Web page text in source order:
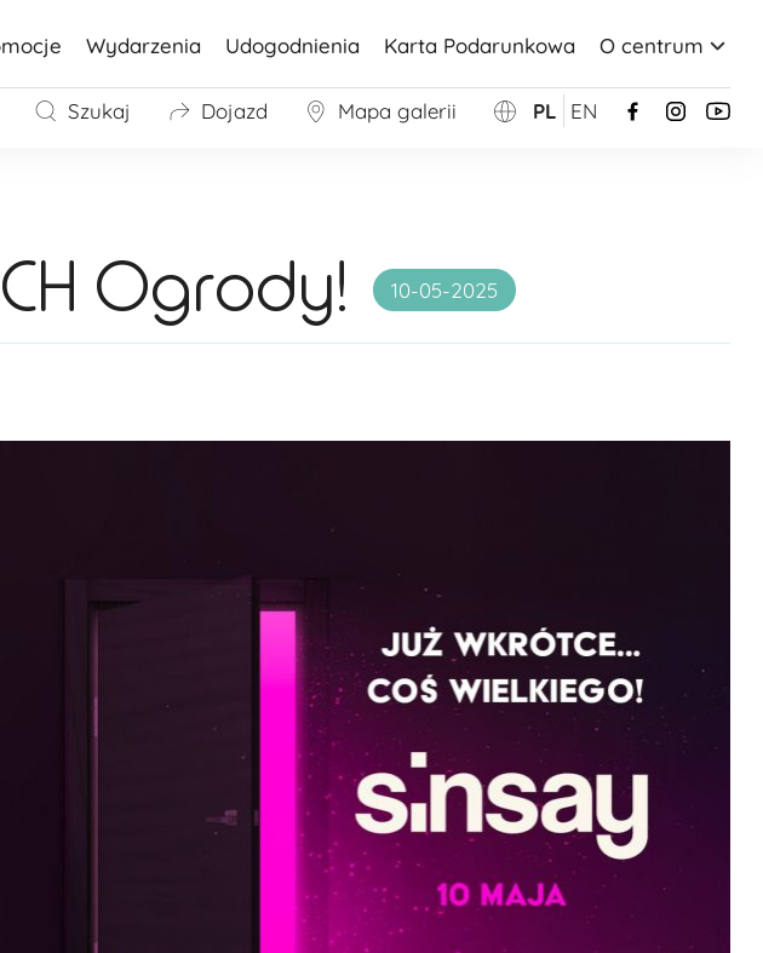
Wydarzenia Udogodnienia Karta Podarunkowa O centrum
Szukaj Dojazd Mapa galerii PL EN
Ogrody! 10-05-2025